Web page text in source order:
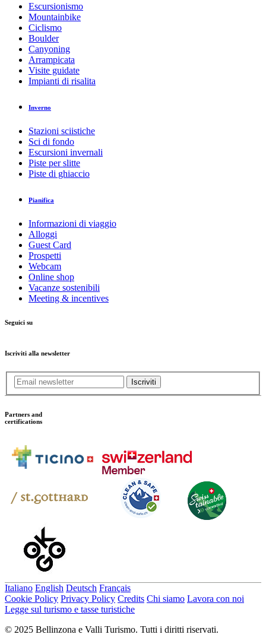
Escursionismo
Mountainbike
Ciclismo
Boulder
Canyoning
Arrampicata
Visite guidate
Impianti di risalita
Inverno
Stazioni sciistiche
Sci di fondo
Escursioni invernali
Piste per slitte
Piste di ghiaccio
Pianifica
Informazioni di viaggio
Alloggi
Guest Card
Prospetti
Webcam
Online shop
Vacanze sostenibili
Meeting & incentives
Seguici su
Iscriviti alla newsletter
Iscriviti
Partners and
certifications
Italiano English Deutsch Français
Cookie Policy Privacy Policy Credits Chi siamo Lavora con noi
Legge sul turismo e tasse turistiche
© 2025 Bellinzona e Valli Turismo. Tutti i diritti riservati.